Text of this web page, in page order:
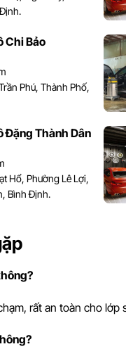
Chi Bảo
Phú, Thành Phố,
Đặng Thành Dân
Hổ, Phường Lê Lợi,
Bình Định.
rất an toàn cho